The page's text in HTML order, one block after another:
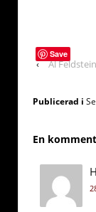
Save
‹ Al
Publicerad i
En